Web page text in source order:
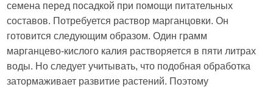
семена перед посадкой при помощи питательных
составов. Потребуется раствор марганцовки. Он
готовится следующим образом. Один грамм
марганцево-кислого калия растворяется в пяти литрах
воды. Но следует учитывать, что подобная обработка
затормаживает развитие растений. Поэтому